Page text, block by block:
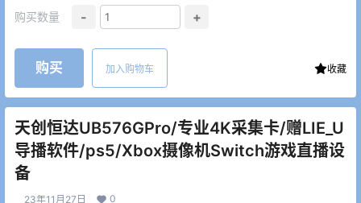
购买数量 - +
购买 加入购物车 收藏
天创恒达UB576GPro/专业4K采集卡/赠LIE_U
导播软件/ps5/Xbox摄像机Switch游戏直播设
备
23年11月27日 0